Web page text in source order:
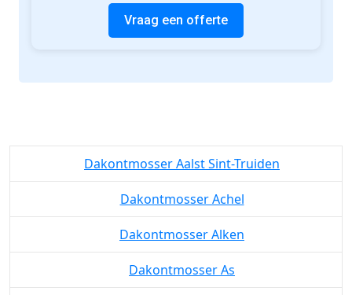
Vraag een offerte
Dakontmosser Aalst Sint-Truiden
Dakontmosser Achel
Dakontmosser Alken
Dakontmosser As